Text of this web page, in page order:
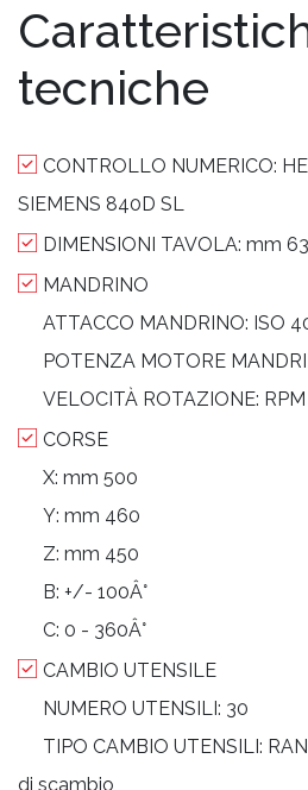
tecniche
CONTROLLO NUMERICO:
SIEMENS 840D SL
DIMENSIONI TAVOLA: mm
MANDRINO
ATTACCO MANDRINO: ISO
POTENZA MOTORE
VELOCITÀ ROTAZIONE:
CORSE
X: mm 500
Y: mm 460
Z: mm 450
B: +/- 100Â°
C: 0 - 360Â°
CAMBIO UTENSILE
NUMERO UTENSILI: 30
TIPO CAMBIO UTENSILI:
di scambio